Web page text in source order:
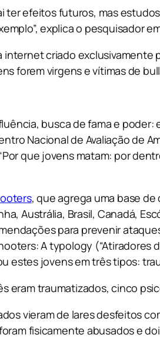
ter efeitos futuros, mas
explica o pesquisador
internet criado
forem virgens e vítimas de
busca de fama e
Nacional de Avaliação de
que jovens matam: por
, que agrega uma base de
Austrália, Brasil, Canadá,
para prevenir
A typology (“Atiradores
estes jovens em três tipos:
eram traumatizados, cinco
vieram de lares desfeitos
fisicamente abusados ​​e